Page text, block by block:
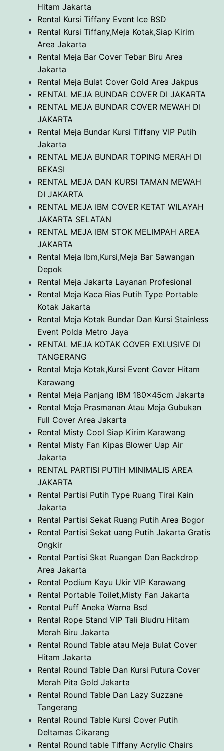
Hitam Jakarta
Rental Kursi Tiffany Event Ice BSD
Rental Kursi Tiffany,Meja Kotak,Siap Kirim
Area Jakarta
Rental Meja Bar Cover Tebar Biru Area
Jakarta
Rental Meja Bulat Cover Gold Area Jakpus
RENTAL MEJA BUNDAR COVER DI JAKARTA
RENTAL MEJA BUNDAR COVER MEWAH DI
JAKARTA
Rental Meja Bundar Kursi Tiffany VIP Putih
Jakarta
RENTAL MEJA BUNDAR TOPING MERAH DI
BEKASI
RENTAL MEJA DAN KURSI TAMAN MEWAH
DI JAKARTA
RENTAL MEJA IBM COVER KETAT WILAYAH
JAKARTA SELATAN
RENTAL MEJA IBM STOK MELIMPAH AREA
JAKARTA
Rental Meja Ibm,Kursi,Meja Bar Sawangan
Depok
Rental Meja Jakarta Layanan Profesional
Rental Meja Kaca Rias Putih Type Portable
Kotak Jakarta
Rental Meja Kotak Bundar Dan Kursi Stainless
Event Polda Metro Jaya
RENTAL MEJA KOTAK COVER EXLUSIVE DI
TANGERANG
Rental Meja Kotak,Kursi Event Cover Hitam
Karawang
Rental Meja Panjang IBM 180x45cm Jakarta
Rental Meja Prasmanan Atau Meja Gubukan
Full Cover Area Jakarta
Rental Misty Cool Siap Kirim Karawang
Rental Misty Fan Kipas Blower Uap Air
Jakarta
RENTAL PARTISI PUTIH MINIMALIS AREA
JAKARTA
Rental Partisi Putih Type Ruang Tirai Kain
Jakarta
Rental Partisi Sekat Ruang Putih Area Bogor
Rental Partisi Sekat uang Putih Jakarta Gratis
Ongkir
Rental Partisi Skat Ruangan Dan Backdrop
Area Jakarta
Rental Podium Kayu Ukir VIP Karawang
Rental Portable Toilet,Misty Fan Jakarta
Rental Puff Aneka Warna Bsd
Rental Rope Stand VIP Tali Bludru Hitam
Merah Biru Jakarta
Rental Round Table atau Meja Bulat Cover
Hitam Jakarta
Rental Round Table Dan Kursi Futura Cover
Merah Pita Gold Jakarta
Rental Round Table Dan Lazy Suzzane
Tangerang
Rental Round Table Kursi Cover Putih
Deltamas Cikarang
Rental Round table Tiffany Acrylic Chairs